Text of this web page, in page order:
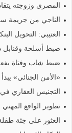
المصري وزوجته
الناجي من جريمة
العتيبي: التحويل
ضبط أسلحة وقنابل
ضبط شاب وفتاة
«الأمن الجنائي»
التجنيس العقاري في
تطوير الواقع المهني
العثور على جثة